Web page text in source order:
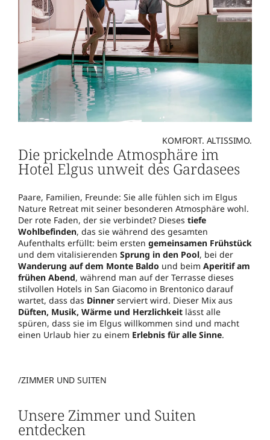
KOMFORT. ALTISSIMO.
Die prickelnde Atmosphäre im
Hotel Elgus unweit des Gardasees
Paare, Familien, Freunde: Sie alle fühlen sich im Elgus
Nature Retreat mit seiner besonderen Atmosphäre wohl.
Der rote Faden, der sie verbindet? Dieses tiefe
Wohlbefinden, das sie während des gesamten
Aufenthalts erfüllt: beim ersten gemeinsamen Frühstück
und dem vitalisierenden Sprung in den Pool, bei der
Wanderung auf dem Monte Baldo und beim Aperitif am
frühen Abend, während man auf der Terrasse dieses
stilvollen Hotels in San Giacomo in Brentonico darauf
wartet, dass das Dinner serviert wird. Dieser Mix aus
Düften, Musik, Wärme und Herzlichkeit lässt alle
spüren, dass sie im Elgus willkommen sind und macht
einen Urlaub hier zu einem Erlebnis für alle Sinne.
/ZIMMER UND SUITEN
Unsere Zimmer und Suiten
entdecken